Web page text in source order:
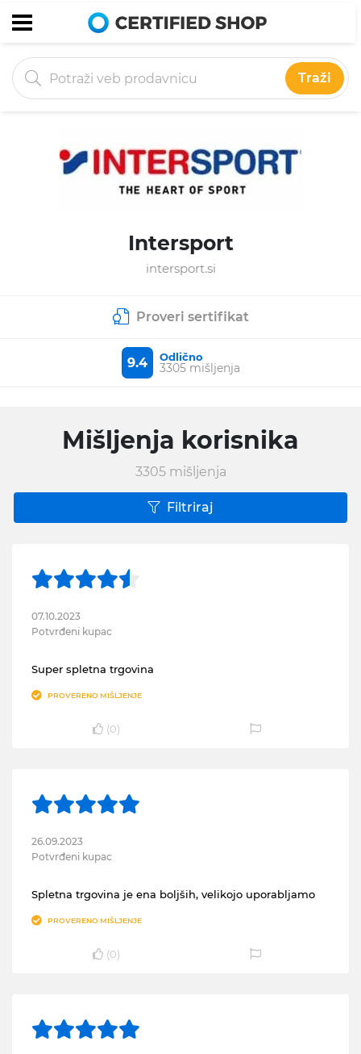
Traži
Intersport
intersport.si
Proveri sertifikat
9.4 Odlično
3305 mišljenja
Mišljenja korisnika
3305 mišljenja
Filtriraj
07.10.2023
Potvrđeni kupac
Super spletna trgovina
PROVERENO MIŠLJENJE
(0)
26.09.2023
Potvrđeni kupac
Spletna trgovina je ena boljših, velikojo uporabljamo
PROVERENO MIŠLJENJE
(0)